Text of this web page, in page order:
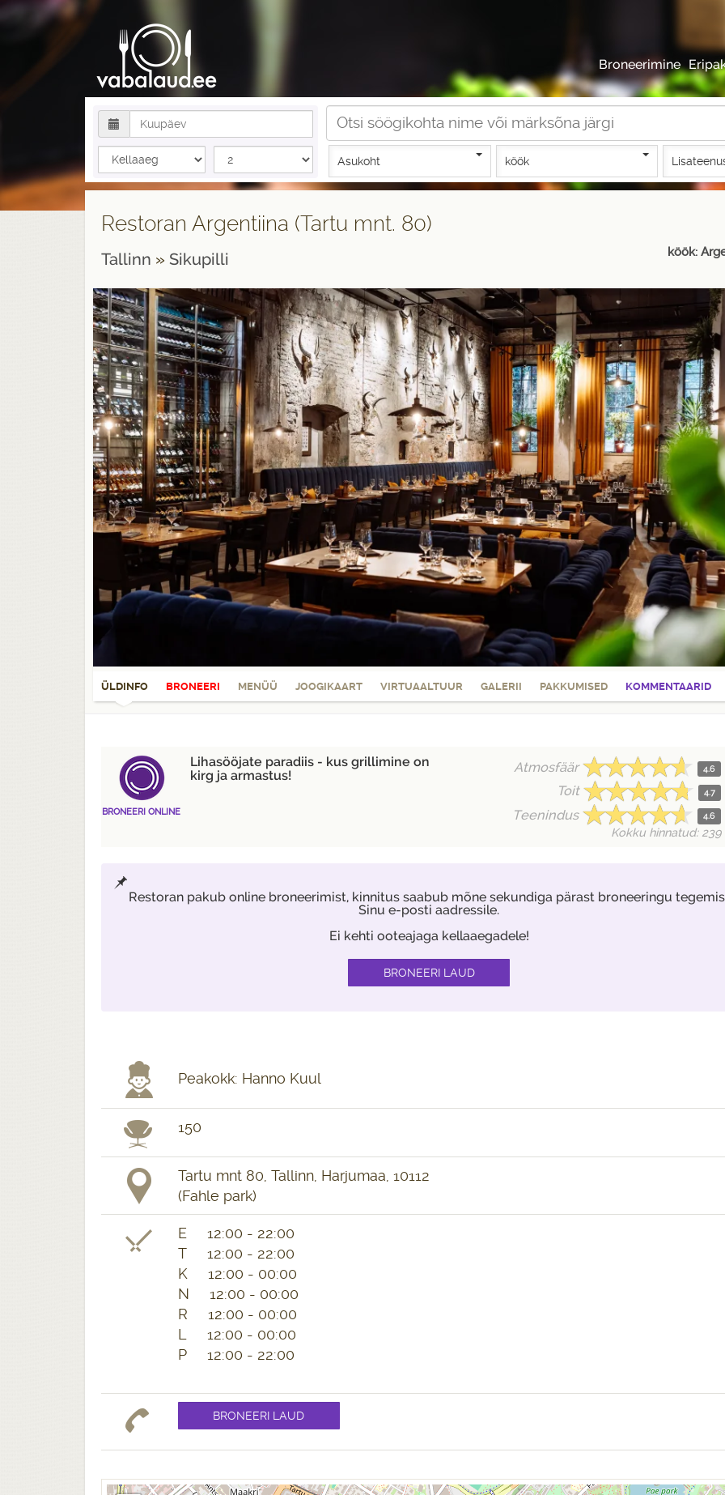
Broneerimine
Asukoht köök
Restoran Argentiina (Tartu mnt. 80)
Tallinn » Sikupilli köök:
ÜLDINFO BRONEERI MENÜÜ JOOGIKAART VIRTUAALTUUR GALERII PAKKUMISED KOMMENTAARID
BRONEERI ONLINE
Lihasööjate paradiis - kus grillimine on
kirg ja armastus!
Atmosfäär 4.6
Toit 4.7
Teenindus 4.6
Kokku hinnatud: 239
Restoran pakub online broneerimist, kinnitus saabub mõne sekundiga pärast broneeringu
Sinu e-posti aadressile.
Ei kehti ooteajaga kellaaegadele!
Peakokk: Hanno Kuul
150
Tartu mnt 80, Tallinn, Harjumaa, 10112
(Fahle park)
E 12:00 - 22:00
T 12:00 - 22:00
K 12:00 - 00:00
N 12:00 - 00:00
R 12:00 - 00:00
L 12:00 - 00:00
P 12:00 - 22:00